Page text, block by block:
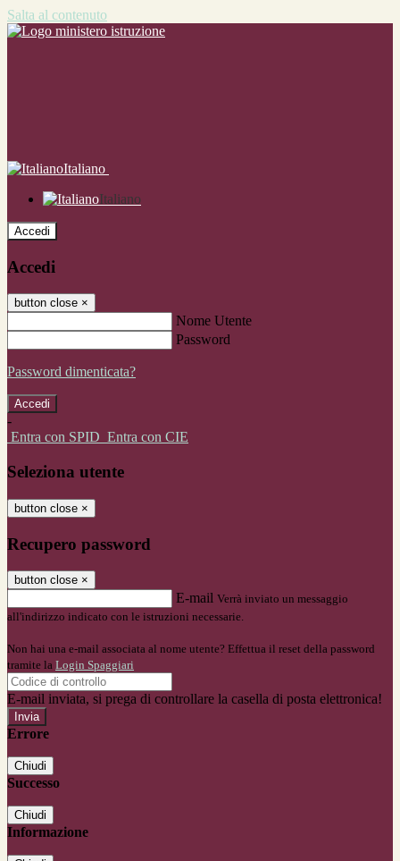
Salta al contenuto
Italiano
Italiano
Accedi
Accedi
button close ×
Nome Utente
Password
Password dimenticata?
-
Entra con SPID Entra con CIE
Seleziona utente
button close ×
Recupero password
button close ×
E-mail Verrà inviato un messaggio
all'indirizzo indicato con le istruzioni necessarie.
Non hai una e-mail associata al nome utente? Effettua il reset della password
tramite la Login Spaggiari
E-mail inviata, si prega di controllare la casella di posta elettronica!
Errore
Chiudi
Successo
Chiudi
Informazione